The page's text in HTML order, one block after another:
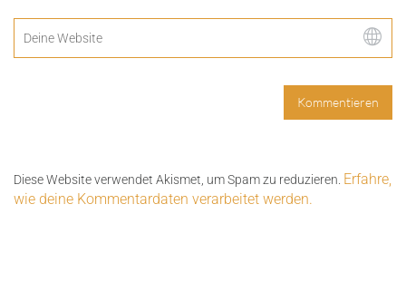
Diese Website verwendet Akismet, um Spam zu reduzieren. Erfahre,
wie deine Kommentardaten verarbeitet werden.